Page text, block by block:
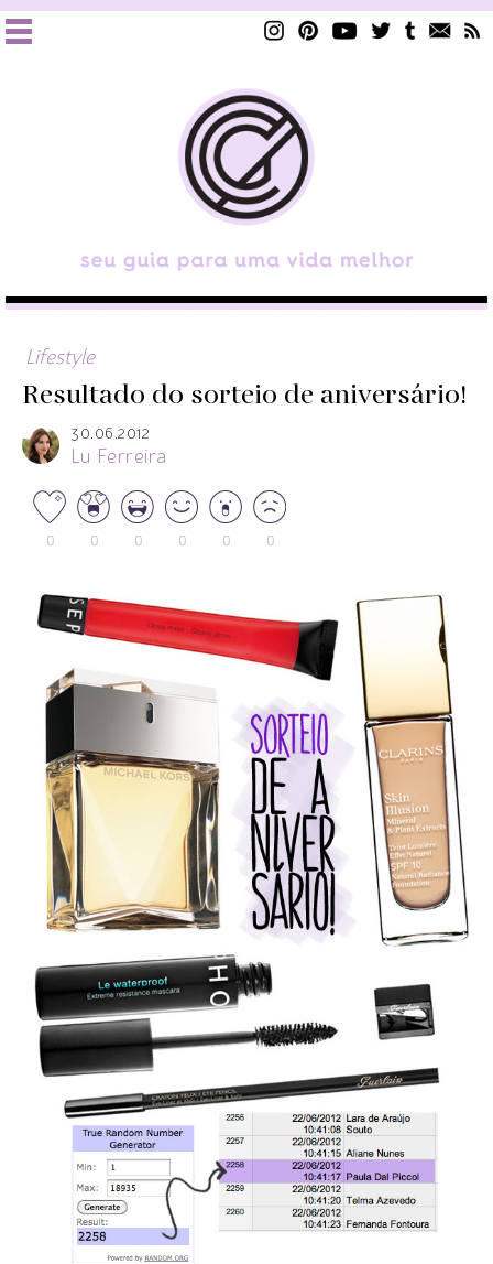
Lifestyle
Resultado do sorteio de aniversário!
30.06.2012
Lu Ferreira
0 0 0 0 0 0